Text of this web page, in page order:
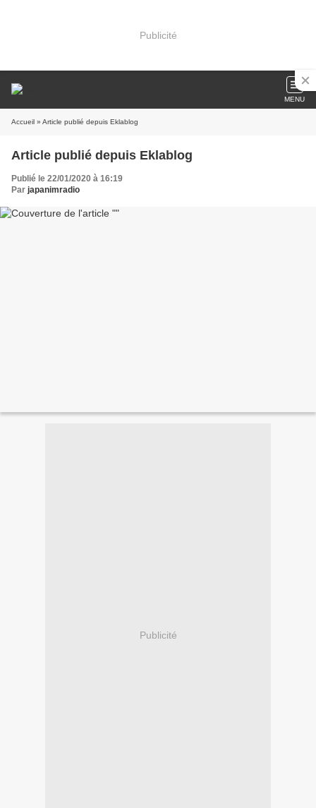
Publicité
MENU
Accueil » Article publié depuis Eklablog
Article publié depuis Eklablog
Publié le 22/01/2020 à 16:19
Par japanimradio
Publicité